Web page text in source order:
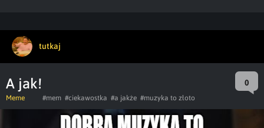
tutkaj
A jak! 0
Meme #mem #ciekawostka #a jakże #muzyka to złoto